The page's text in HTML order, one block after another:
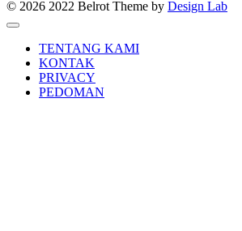
© 2026 2022 Belrot Theme by Design Lab
TENTANG KAMI
KONTAK
PRIVACY
PEDOMAN